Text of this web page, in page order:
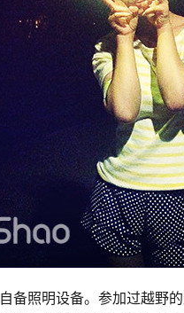
备照明设备。参加过越野